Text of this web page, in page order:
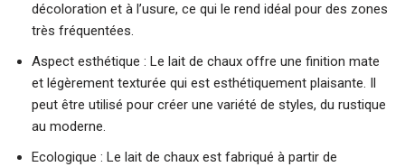
décoloration et à l’usure, ce qui le rend idéal pour des zones
très fréquentées.
Aspect esthétique : Le lait de chaux offre une finition mate
et légèrement texturée qui est esthétiquement plaisante. Il
peut être utilisé pour créer une variété de styles, du rustique
au moderne.
Ecologique : Le lait de chaux est fabriqué à partir de